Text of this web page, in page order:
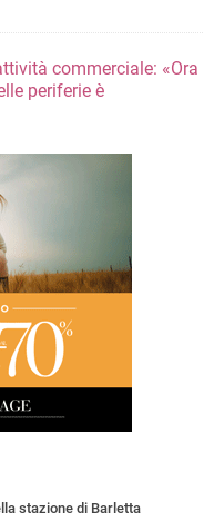
commerciale: «Ora
periferie è
stazione di Barletta